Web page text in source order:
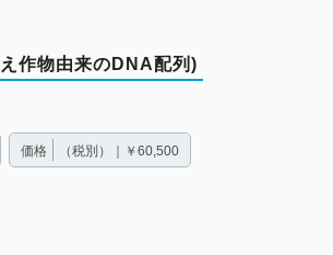
作物由来のDNA配列)
価格 （税別）｜￥60,500